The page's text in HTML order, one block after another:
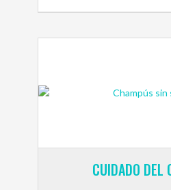
CUIDADO DEL